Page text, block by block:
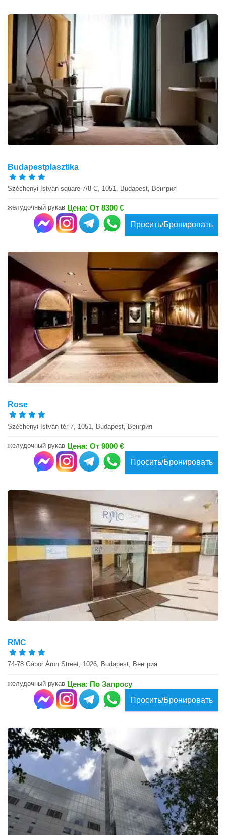
Budapestplasztika
Széchenyi István square 7/8 C, 1051, Budapest, Венгрия
желудочный рукав Цена: От 8300 €
Просить/Бронировать
Rose
Széchenyi István tér 7, 1051, Budapest, Венгрия
желудочный рукав Цена: От 9000 €
Просить/Бронировать
RMC
74-78 Gábor Áron Street, 1026, Budapest, Венгрия
желудочный рукав Цена: По Запросу
Просить/Бронировать